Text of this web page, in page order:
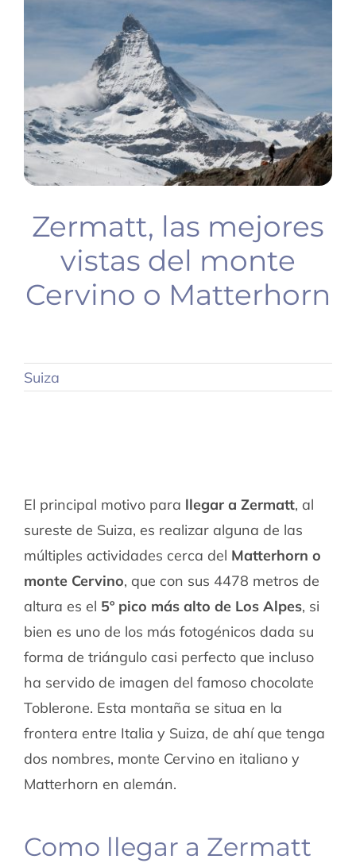
PLANIFICA TU VIAJE
Zermatt, las mejores
vistas del monte
Cervino o Matterhorn
Suiza
El principal motivo para llegar a Zermatt, al
sureste de Suiza, es realizar alguna de las
múltiples actividades cerca del Matterhorn o
monte Cervino, que con sus 4478 metros de
altura es el 5º pico más alto de Los Alpes, si
bien es uno de los más fotogénicos dada su
forma de triángulo casi perfecto que incluso
ha servido de imagen del famoso chocolate
Toblerone. Esta montaña se situa en la
frontera entre Italia y Suiza, de ahí que tenga
dos nombres, monte Cervino en italiano y
Matterhorn en alemán.
Como llegar a Zermatt